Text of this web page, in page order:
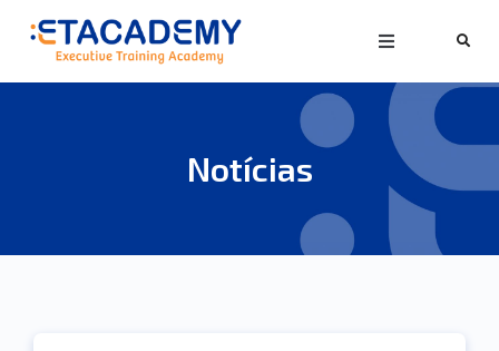
Notícias